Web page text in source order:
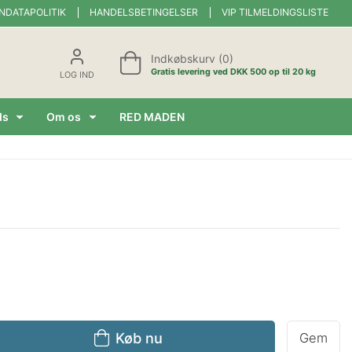
HANDELSBETINGELSER VIP TILMELDINGSLISTE
LOG IND
Indkøbskurv (0)
Gratis levering ved DKK 500 op til 20 kg
Om os RED MADEN
Køb nu Gem